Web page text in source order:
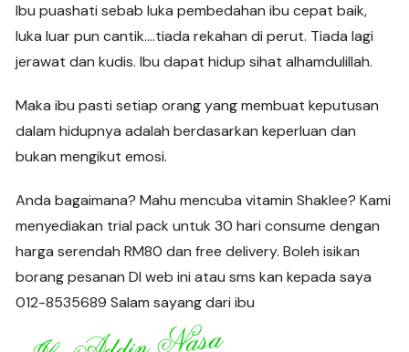
Ibu puashati sebab luka pembedahan ibu cepat baik,
luka luar pun cantik….tiada rekahan di perut. Tiada lagi
jerawat dan kudis. Ibu dapat hidup sihat alhamdulillah.
Maka ibu pasti setiap orang yang membuat keputusan
dalam hidupnya adalah berdasarkan keperluan dan
bukan mengikut emosi.
Anda bagaimana? Mahu mencuba vitamin Shaklee? Kami
menyediakan trial pack untuk 30 hari consume dengan
harga serendah RM80 dan free delivery. Boleh isikan
borang pesanan DI web ini atau sms kan kepada saya
012-8535689 Salam sayang dari ibu